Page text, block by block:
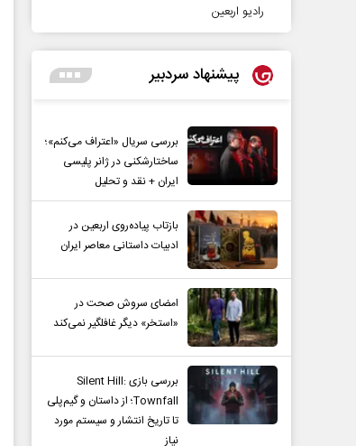
رادیو اربعین
پیشنهاد سردبیر
بررسی سریال «اعتراف می‌کنم»؛
ساختارشکنی در ژانر پلیسی
ایران + نقد و تحلیل
بازتاب پیاده‌روی اربعین در
ادبیات داستانی معاصر ایران
امضای سروش صحت در
«استخر» دیگر غافلگیر نمی‌کند
بررسی بازی Silent Hill:
Townfall؛ از داستان و گیم‌پلی
تا تاریخ انتشار و سیستم مورد
نیاز